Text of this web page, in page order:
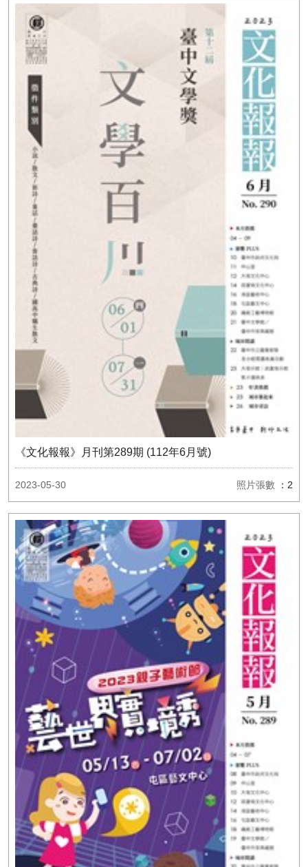
《文化報報》月刊第289期 (112年6月號)
2023-05-30 照片張數 ：2